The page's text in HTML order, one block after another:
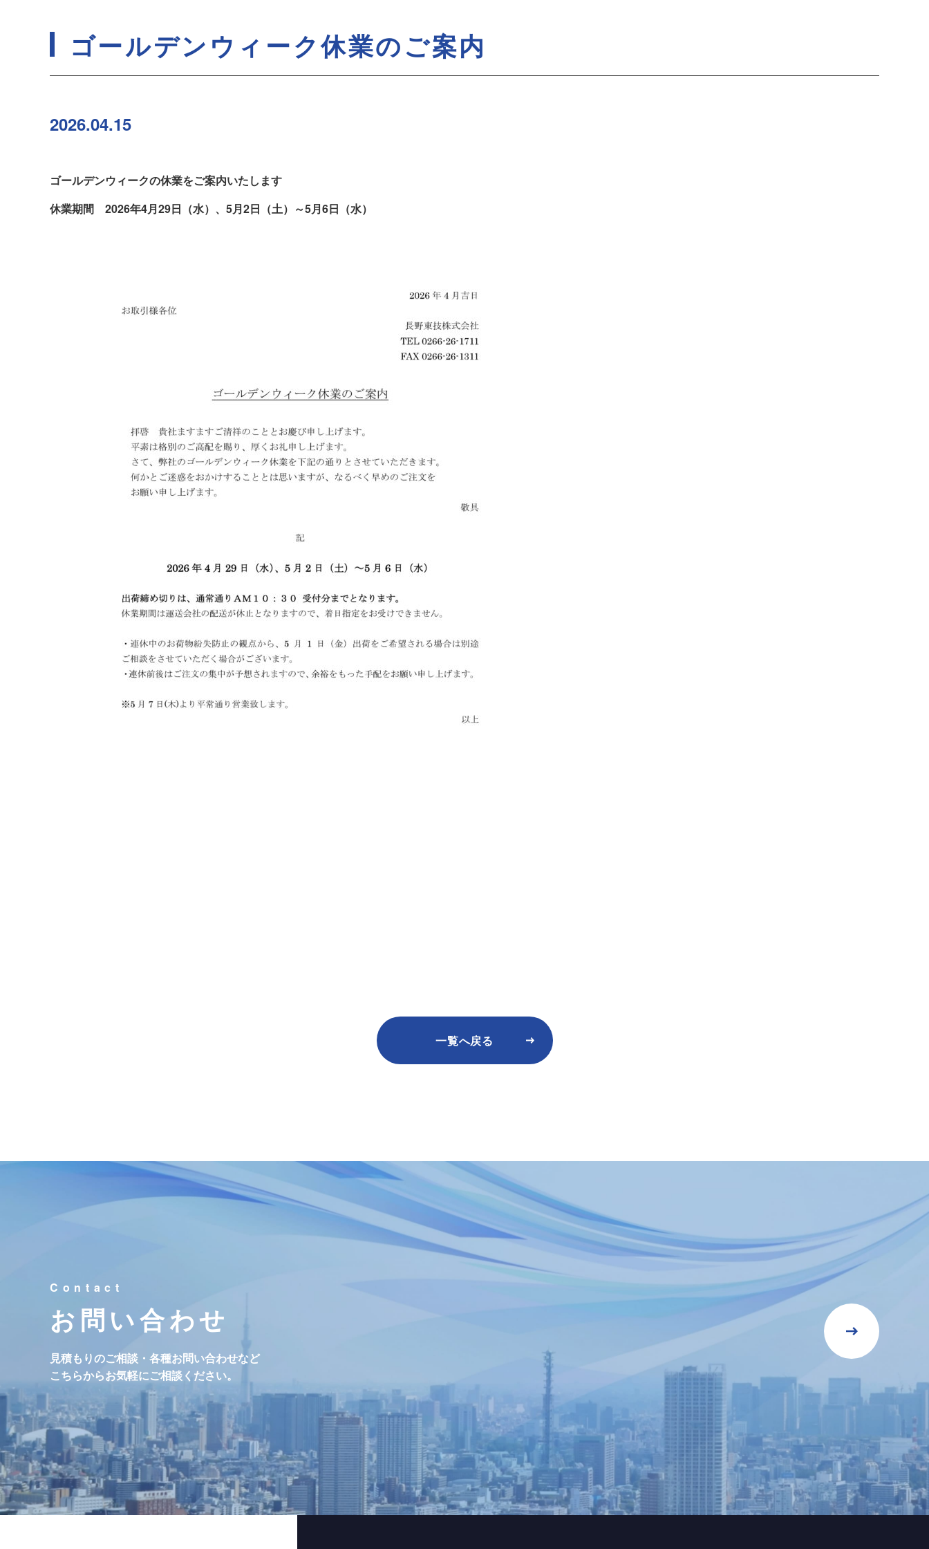
ゴールデンウィーク休業のご案内
2026.04.15
ゴールデンウィークの休業をご案内いたします
休業期間 2026年4月29日（水）、5月2日（土）～5月6日（水）
一覧へ戻る
お問い合わせ
見積もりのご相談・各種お問い合わせなど
こちらからお気軽にご相談ください。